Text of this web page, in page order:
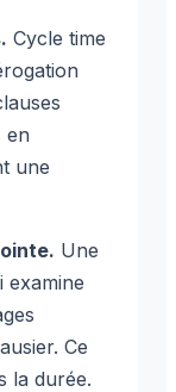
Cycle time
en
une
Une
examine
Ce
la durée.